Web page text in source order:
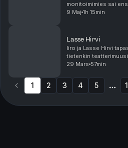
monitoimimies sai
vuotta sitten 9.5.1964.
9 Maj 1h 15min
Lasse Hirvi
Iiro ja Lasse Hirvi
tietenkin
29 Mars 57min
1 2 3 4 5